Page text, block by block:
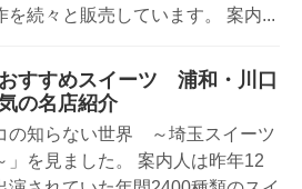
を続々と販売しています。 案内...
すすめスイーツ 浦和・川口
の名店紹介
の知らない世界 ～埼玉スイーツ
」を見ました。 案内人は昨年12